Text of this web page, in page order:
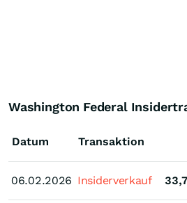
Washington Federal
Datum
06.02.2026
Transaktion
06.02.2026 Insiderverkauf